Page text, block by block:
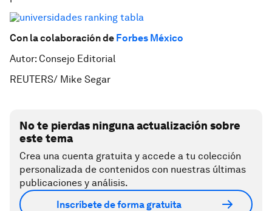
Con la colaboración de Forbes México
Autor: Consejo Editorial
REUTERS/ Mike Segar
No te pierdas ninguna actualización sobre
este tema
Crea una cuenta gratuita y accede a tu colección
personalizada de contenidos con nuestras últimas
publicaciones y análisis.
Inscríbete de forma gratuita